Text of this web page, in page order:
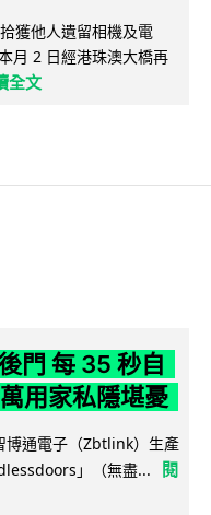
獲他人遺留相機及電
月 2 日經港珠澳大橋再
全文
門 每 35 秒自
用家私隱堪憂
博通電子（Zbtlink）生產
」（無盡...
閱